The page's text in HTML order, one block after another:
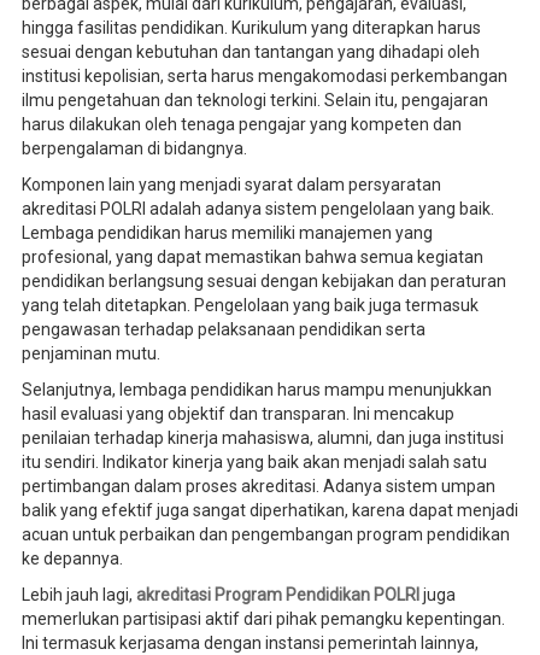
hingga fasilitas pendidikan. Kurikulum yang diterapkan harus
sesuai dengan kebutuhan dan tantangan yang dihadapi oleh
institusi kepolisian, serta harus mengakomodasi perkembangan
ilmu pengetahuan dan teknologi terkini. Selain itu, pengajaran
harus dilakukan oleh tenaga pengajar yang kompeten dan
berpengalaman di bidangnya.
Komponen lain yang menjadi syarat dalam persyaratan
akreditasi POLRI adalah adanya sistem pengelolaan yang baik.
Lembaga pendidikan harus memiliki manajemen yang
profesional, yang dapat memastikan bahwa semua kegiatan
pendidikan berlangsung sesuai dengan kebijakan dan peraturan
yang telah ditetapkan. Pengelolaan yang baik juga termasuk
pengawasan terhadap pelaksanaan pendidikan serta
penjaminan mutu.
Selanjutnya, lembaga pendidikan harus mampu menunjukkan
hasil evaluasi yang objektif dan transparan. Ini mencakup
penilaian terhadap kinerja mahasiswa, alumni, dan juga institusi
itu sendiri. Indikator kinerja yang baik akan menjadi salah satu
pertimbangan dalam proses akreditasi. Adanya sistem umpan
balik yang efektif juga sangat diperhatikan, karena dapat menjadi
acuan untuk perbaikan dan pengembangan program pendidikan
ke depannya.
Lebih jauh lagi, akreditasi Program Pendidikan POLRIjuga
memerlukan partisipasi aktif dari pihak pemangku kepentingan.
Ini termasuk kerjasama dengan instansi pemerintah lainnya,